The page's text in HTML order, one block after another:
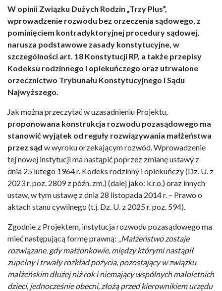
W opinii Związku Dużych Rodzin „Trzy Plus”,
wprowadzenie rozwodu bez orzeczenia sądowego, z
pominięciem kontradyktoryjnej procedury sądowej,
narusza podstawowe zasady konstytucyjne, w
szczególności art. 18 Konstytucji RP, a także przepisy
Kodeksu rodzinnego i opiekuńczego oraz utrwalone
orzecznictwo Trybunału Konstytucyjnego i Sądu
Najwyższego.
Jak można przeczytać w uzasadnieniu Projektu,
proponowana konstrukcja rozwodu pozasądowego ma
stanowićwyjątek od reguły rozwiązywania małżeństwa
przez sąd w wyroku orzekającym rozwód. Wprowadzenie
tej nowej instytucji ma nastąpić poprzez zmianę ustawy z
dnia 25 lutego 1964 r. Kodeks rodzinny i opiekuńczy (Dz. U. z
2023 r. poz. 2809 z późn. zm.) (dalej jako: k.r.o.) oraz innych
ustaw, w tym ustawę z dnia 28 listopada 2014 r. – Prawo o
aktach stanu cywilnego (t.j. Dz. U. z 2025 r. poz. 594).
Zgodnie z Projektem, instytucja rozwodu pozasądowego ma
mieć następującą formę prawną: „Małżeństwo zostaje
rozwiązane, gdy małżonkowie, między którymi nastąpił
zupełny i trwały rozkład pożycia, pozostający w związku
małżeńskim dłużej niż rok i niemający wspólnych małoletnich
dzieci, jednocześnie obecni, złożą przed kierownikiem urzędu